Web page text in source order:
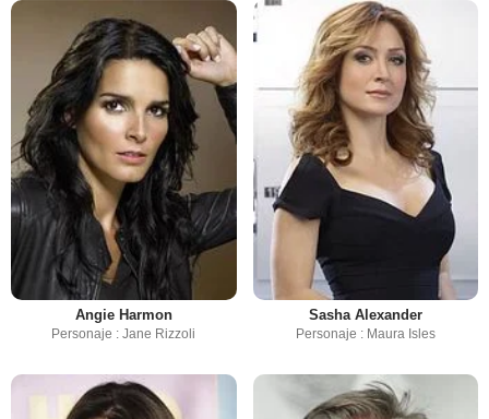
Angie Harmon
Personaje : Jane Rizzoli
Sasha Alexander
Personaje : Maura Isles